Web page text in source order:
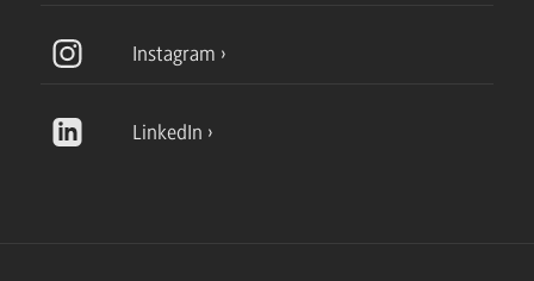
Instagram
LinkedIn